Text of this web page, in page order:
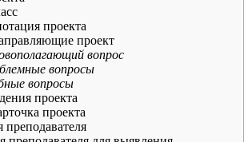
проекта
проект
вопрос
вопросы
вопросы
проекта
проекта